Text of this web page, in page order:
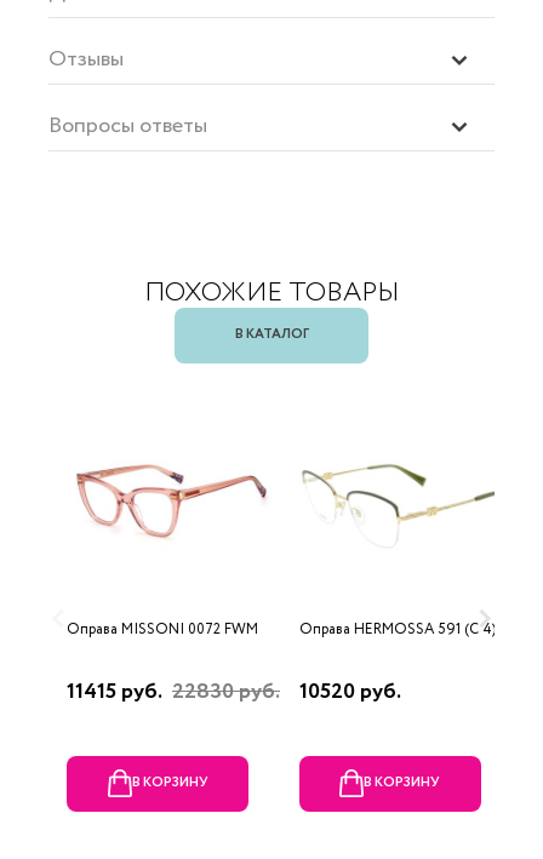
Отзывы
Вопросы ответы
ПОХОЖИЕ ТОВАРЫ
В КАТАЛОГ
Оправа MISSONI 0072 FWM
11415 руб. 22830 руб.
В КОРЗИНУ
Оправа HERMOSSA 591 (C 4)
10520 руб.
В КОРЗИНУ